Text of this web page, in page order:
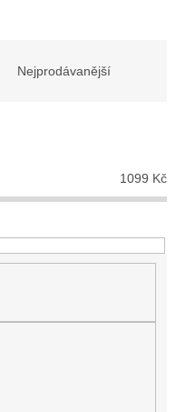
Nejprodávanější
1099 Kč